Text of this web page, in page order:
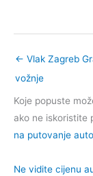
← Vlak Zagreb
vožnje
Koje popuste
ako ne iskoristite
na putovanje
Ne vidite cijenu